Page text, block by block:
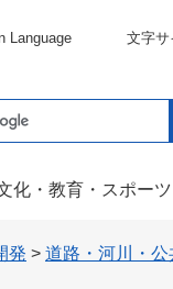
Language 文字サ
化・教育・スポーツ
発 > 道路・河川・公